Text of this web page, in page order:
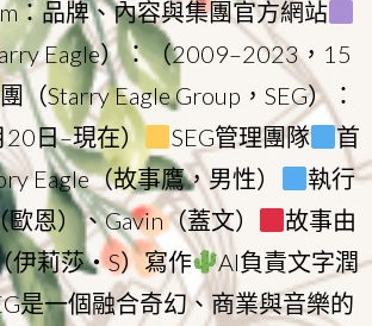
：品牌、內容與集團官方網站
Eagle）：（2009–2023，15
（Starry Eagle Group，SEG）：
20日–現在）
SEG管理團隊
首
Eagle（故事鷹，男性）
執行
恩）、Gavin（蓋文）
故事由
伊莉莎・S）寫作
AI負責文字潤
是一個融合奇幻、商業與音樂的